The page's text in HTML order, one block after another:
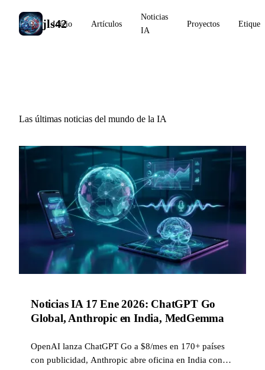
jls42
Inicio Artículos
Noticias
IA
Proyectos
Las últimas noticias del mundo de la IA
Noticias IA 17 Ene 2026: ChatGPT Go
Global, Anthropic en India, MedGemma
OpenAI lanza ChatGPT Go a $8/mes en 170+ países
con publicidad, Anthropic abre oficina en India con